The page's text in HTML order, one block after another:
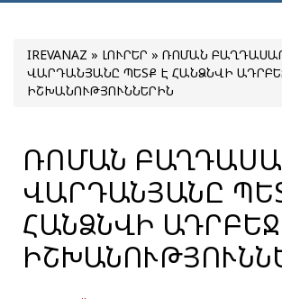
IREVANAZ » ԼՈՒՐԵՐ » ՌՈՄԱՆ
ՎԱՐԴԱՆՅԱՆԸ ՊԵՏՔ Է ՀԱՆՁՆՎԻ
ԻՇԽԱՆՈՒԹՅՈՒՆՆԵՐԻՆ
ՌՈՄԱՆ
ՎԱՐԴԱՆՅԱՆԸ
ՀԱՆՁՆՎԻ